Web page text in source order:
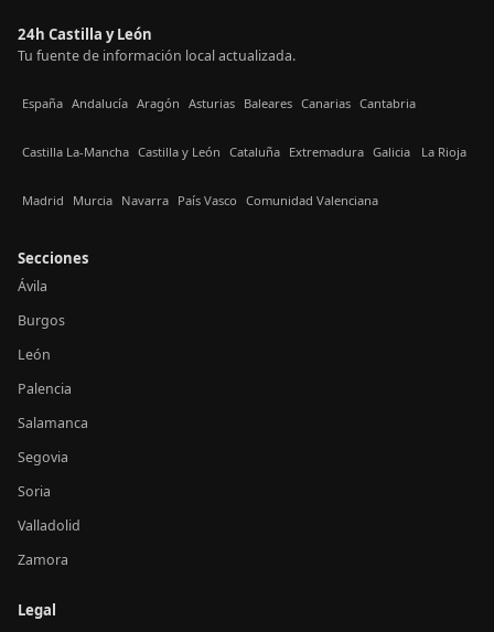
24h Castilla y León
Tu fuente de información local actualizada.
España Andalucía Aragón Asturias Baleares Canarias Cantabria
Castilla La-Mancha Castilla y León Cataluña Extremadura Galicia La Rioja
Madrid Murcia Navarra País Vasco Comunidad Valenciana
Secciones
Ávila
Burgos
León
Palencia
Salamanca
Segovia
Soria
Valladolid
Zamora
Legal